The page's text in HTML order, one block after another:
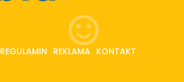
REGULAMIN REKLAMA KONTAKT